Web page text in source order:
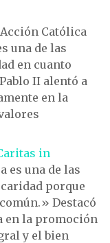
Católica
una de las
en cuanto
II alentó a
en la
in
es una de las
porque
Destacó
en la promoción
y el bien